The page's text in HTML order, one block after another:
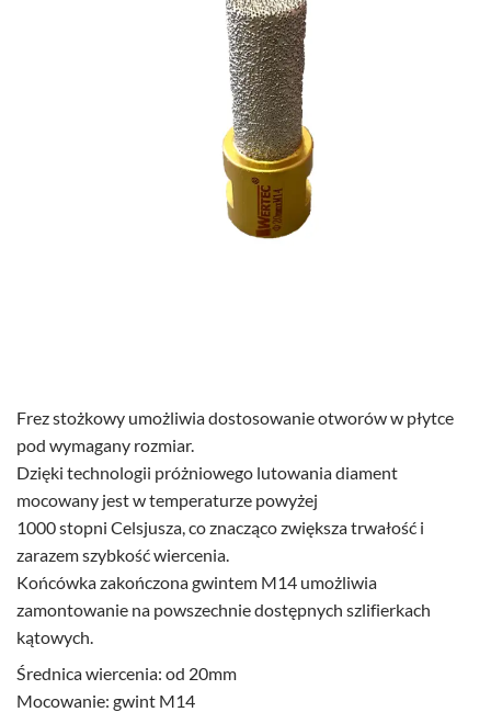
Frez stożkowy umożliwia dostosowanie otworów w płytce
pod wymagany rozmiar.
Dzięki technologii próżniowego lutowania diament
mocowany jest w temperaturze powyżej
1000 stopni Celsjusza, co znacząco zwiększa trwałość i
zarazem szybkość wiercenia.
Końcówka zakończona gwintem M14 umożliwia
zamontowanie na powszechnie dostępnych szlifierkach
kątowych.
Średnica wiercenia: od 20mm
Mocowanie: gwint M14